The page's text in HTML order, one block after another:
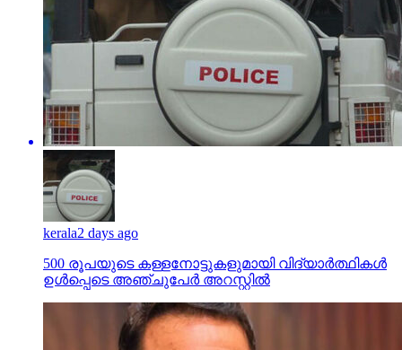
kerala2 days ago
500 രൂപയുടെ കള്ളനോട്ടുകളുമായി വിദ്യാര്‍ത്ഥികള്‍
ഉള്‍പ്പെടെ അഞ്ചുപേര്‍ അറസ്റ്റില്‍